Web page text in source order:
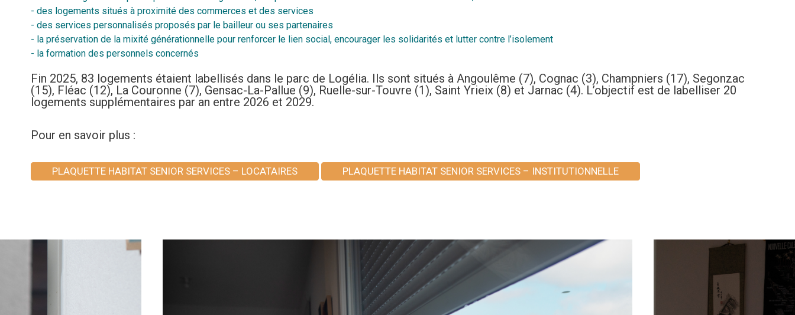
- des logements situés à proximité des commerces et des services
- des services personnalisés proposés par le bailleur ou ses partenaires
- la préservation de la mixité générationnelle pour renforcer le lien social, encourager les solidarités et lutter contre l’isolement
- la formation des personnels concernés
Fin 2025, 83 logements étaient labellisés dans le parc de Logélia. Ils sont situés à Angoulême (7), Cognac (3), Champniers (17), Segonzac
(15), Fléac (12), La Couronne (7), Gensac-La-Pallue (9), Ruelle-sur-Touvre (1), Saint Yrieix (8) et Jarnac (4). L’objectif est de labelliser 20
logements supplémentaires par an entre 2026 et 2029.
Pour en savoir plus :
PLAQUETTE HABITAT SENIOR SERVICES – LOCATAIRES PLAQUETTE HABITAT SENIOR SERVICES – INSTITUTIONNELLE